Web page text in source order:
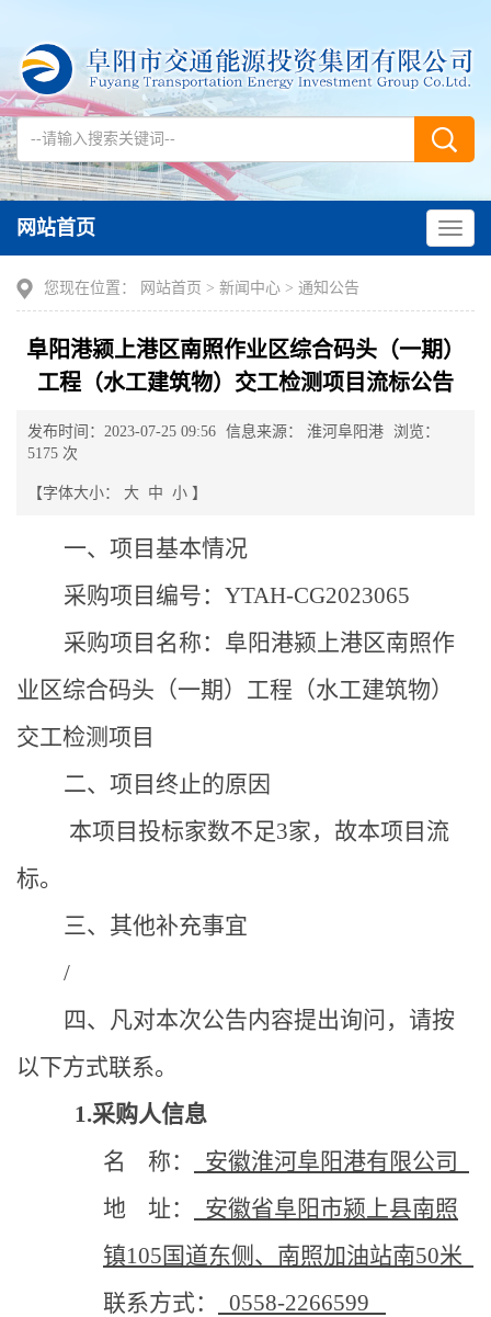
网站首页
您现在位置： 网站首页 > 新闻中心 > 通知公告
阜阳港颍上港区南照作业区综合码头（一期）
工程（水工建筑物）交工检测项目流标公告
发布时间：2023-07-25 09:56 信息来源： 淮河阜阳港 浏览：
5175 次
【字体大小： 大 中 小 】
一、项目基本情况
采购项目编号： YTAH-CG2023065
采购项目名称：阜阳港颍上港区南照作
业区综合码头（一期）工程（水工建筑物）
交工检测项目
二、项目终止的原因
本项目投标家数不足3家，故本项目流
标。
三、其他补充事宜
/
四、凡对本次公告内容提出询问，请按
以下方式联系。
1.采购人信息
名
称：
安徽淮河阜阳港有限公司
地
址：
安徽省阜阳市颍上县南照
镇105国道东侧、南照加油站南50米
联系方式：
0558-2266599